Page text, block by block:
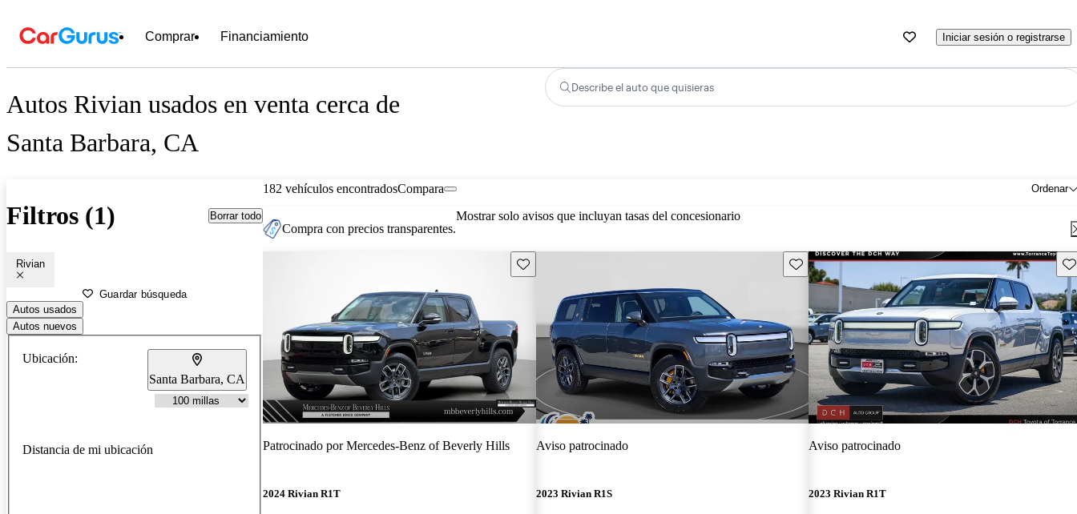
Comprar Financiamiento Iniciar sesión o registrarse
Autos Rivian usados en venta cerca de
Santa Barbara, CA
Describe el auto que quisieras
Filtros (1) Borrar todo
Rivian
Guardar búsqueda
Autos usados
Autos nuevos
Ubicación:
Santa Barbara, CA
Distancia de mi ubicación
182 vehículos encontrados Ordenar
Compara
Compra con precios transparentes.
Mostrar solo avisos que incluyan tasas del concesionario
Guarda este Aviso
Patrocinado porMercedes-Benz of Beverly Hills
2024 Rivian R1T
Guarda este Aviso
Aviso patrocinado
2023 Rivian R1S
Aviso patrocinado
2023 Rivian R1T